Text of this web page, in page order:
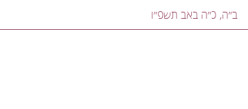
ב״ה, ‎כ״ה באב תשפ״ו‎